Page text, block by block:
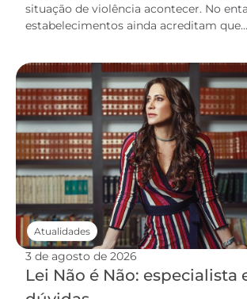
situação de violência acontecer. No
estabelecimentos ainda acreditam que...
3 de agosto de 2026
Lei Não é Não: especialista
Atualidades